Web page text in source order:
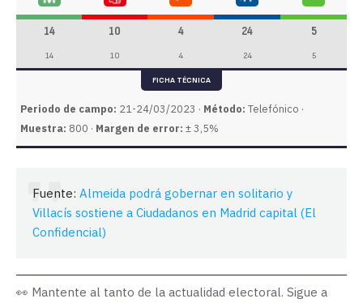
14 10 4 24 5
14 10 4 24 5
FICHA TÉCNICA
Periodo de campo: 21-24/03/2023 · Método: Telefónico ·
Muestra: 800 · Margen de error: ± 3,5%
Fuente: Almeida podrá gobernar en solitario y
Villacís sostiene a Ciudadanos en Madrid capital (El
Confidencial)
👀 Mantente al tanto de la actualidad electoral. Sigue a